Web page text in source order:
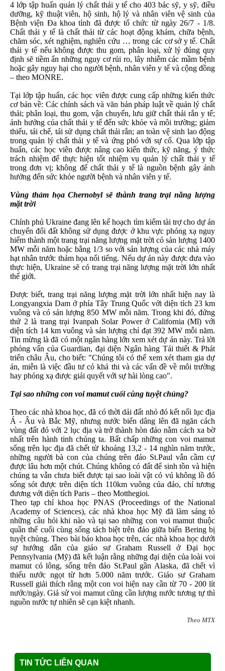
4 lớp tập huấn quản lý chất thải y tế cho 403 bác sỹ, y sỹ, điều
dưỡng, kỹ thuật viên, hộ sinh, hộ lý và nhân viên vệ sinh của
Bệnh viện Đa khoa tỉnh đã được tổ chức từ ngày 26/7 - 1/8.
Chất thải y tế là chất thải từ các hoạt động khám, chữa bệnh,
chăm sóc, xét nghiệm, nghiên cứu … trong các cơ sở y tế. Chất
thải y tế nếu không được thu gom, phân loại, xử lý đúng quy
định sẽ tiềm ẩn những nguy cơ rủi ro, lây nhiễm các mầm bệnh
hoặc gây nguy hại cho người bệnh, nhân viên y tế và cộng đồng
– theo MONRE.
Tại lớp tập huấn, các học viên được cung cấp những kiến thức
cơ bản về: Các chính sách và văn bản pháp luật về quản lý chất
thải; phân loại, thu gom, vận chuyển, lưu giữ chất thải rắn y tế;
ảnh hưởng của chất thải y tế đến sức khỏe và môi trường; giảm
thiểu, tái chế, tái sử dụng chất thải rắn; an toàn vệ sinh lao động
trong quản lý chất thải y tế và ứng phó với sự cố. Qua lớp tập
huấn, các học viên được nâng cao kiến thức, kỹ năng, ý thức
trách nhiệm để thực hiện tốt nhiệm vụ quản lý chất thải y tế
trong đơn vị; không để chất thải y tế là nguồn bệnh gây ảnh
hưởng đến sức khỏe người bệnh và nhân viên y tế.
Vùng thảm họa Chernobyl sẽ thành trang trại năng lượng
mặt trời
Chính phủ Ukraine đang lên kế hoạch tìm kiếm tài trợ cho dự án
chuyển đổi đất không sử dụng được ở khu vực phóng xạ nguy
hiểm thành một trang trại năng lượng mặt trời có sản lượng 1400
MW mỗi năm hoặc bằng 1/3 so với sản lượng của các nhà máy
hạt nhân trước thảm họa nổi tiếng. Nếu dự án này được đưa vào
thực hiện, Ukraine sẽ có trang trại năng lượng mặt trời lớn nhất
thế giới.
Được biết, trang trại năng lượng mặt trời lớn nhất hiện nay là
Longyangxia Dam ở phía Tây Trung Quốc với diện tích 23 km
vuông và có sản lượng 850 MW mỗi năm. Trong khi đó, đứng
thứ 2 là trang trại Ivanpah Solar Power ở California (Mĩ) với
diện tích 14 km vuông và sản lượng chỉ đạt 392 MW mỗi năm.
Tin mừng là đã có một ngân hàng lớn xem xét dự án này. Trả lời
phỏng vấn của Guardian, đại diện Ngân hàng Tái thiết & Phát
triển châu Âu, cho biết: "Chúng tôi có thể xem xét tham gia dự
án, miễn là việc đầu tư có khả thi và các vấn đề về môi trường
hay phóng xạ được giải quyết với sự hài lòng cao".
Tại sao những con voi mamut cuối cùng tuyệt chủng?
Theo các nhà khoa học, đã có thời dải đất nhỏ đó kết nối lục địa
Á - Âu và Bắc Mỹ, nhưng nước biển dâng lên đã ngăn cách
vùng đất đó với 2 lục địa và trở thành hòn đảo nằm cách xa bờ
nhất trên hành tinh chúng ta. Bất chấp những con voi mamut
sống trên lục địa đã chết từ khoảng 13,2 - 14 nghìn năm trước,
những người bà con của chúng trên đảo St.Paul vẫn cầm cự
được lâu hơn một chút. Chúng không có đất để sinh tồn và hiện
chúng ta vẫn chưa biết được tại sao loài vật có vú không lồ đó
sống sót được trên diện tích 110km vuông của đảo, chỉ tương
đương với diện tích Paris – theo Motthegioi.
Theo tạp chí khoa học PNAS (Proceedings of the National
Academy of Sciences), các nhà khoa học Mỹ đã làm sáng tỏ
những câu hỏi khi nào và tại sao những con voi mamut thuộc
quần thể cuối cùng sống tách biệt trên đảo giữa biển Bering bị
tuyệt chủng. Theo bài báo khoa học trên, các nhà khoa học dưới
sự hướng dẫn của giáo sư Graham Russell ở Đại học
Pennsylvania (Mỹ) đã kết luận rằng những đại diện của loài voi
mamut có lông, sống trên đảo St.Paul gần Alaska, đã chết vì
thiếu nước ngọt từ hơn 5.000 năm trước. Giáo sư Graham
Russell giải thích rằng một con voi hiện nay cần từ 70 - 200 lít
nước/ngày. Giả sử voi mamut cũng cần lượng nước tương tự thì
nguồn nước tự nhiên sẽ cạn kiệt nhanh.
Theo MTX
TIN TỨC LIÊN QUAN